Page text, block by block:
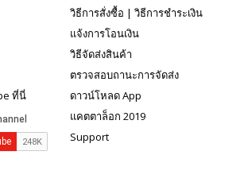
ที่นี่
วิธีการสั่งซื้อ | วิธีการชำระเงิน
แจ้งการโอนเงิน
วิธีจัดส่งสินค้า
ตรวจสอบถานะการจัดส่ง
ดาวน์โหลด App
แคตตาล็อก 2019
Support